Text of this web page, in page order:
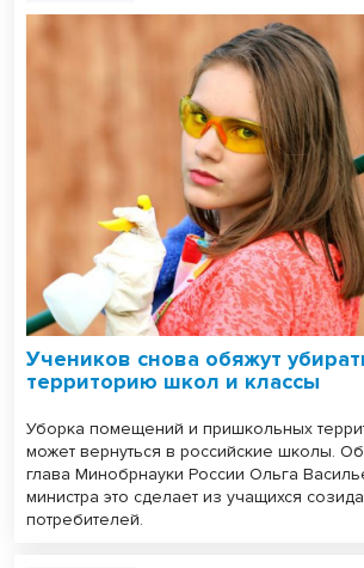
Учеников снова обяжут
территорию школ и классы
Уборка помещений и пришкольных
может вернуться в российские школы.
глава Минобрнауки России Ольга
министра это сделает из учащихся
потребителей.